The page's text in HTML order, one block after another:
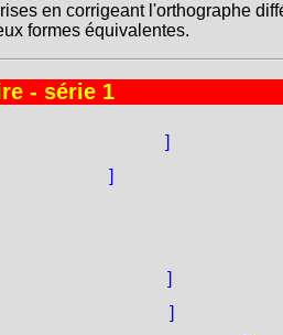
en corrigeant l'orthographe
formes équivalentes.
- série 1
]
]
]
]